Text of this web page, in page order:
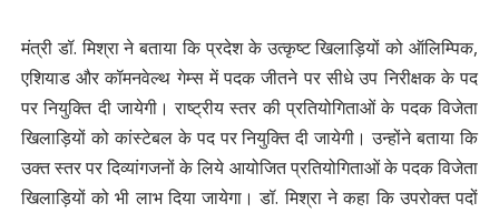
मंत्री डॉ. मिश्रा ने बताया कि प्रदेश के उत्कृष्ट खिलाड़ियों को ऑलिम्पिक,
एशियाड और कॉमनवेल्थ गेम्स में पदक जीतने पर सीधे उप निरीक्षक के पद
पर नियुक्ति दी जायेगी। राष्ट्रीय स्तर की प्रतियोगिताओं के पदक विजेता
खिलाड़ियों को कांस्टेबल के पद पर नियुक्ति दी जायेगी। उन्होंने बताया कि
उक्त स्तर पर दिव्यांगजनों के लिये आयोजित प्रतियोगिताओं के पदक विजेता
खिलाड़ियों को भी लाभ दिया जायेगा। डॉ. मिश्रा ने कहा कि उपरोक्त पदों